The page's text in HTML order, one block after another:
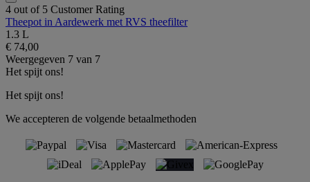
4 out of 5 Customer Rating
Theepot in Aardewerk met RVS theefilter
1.3 L
€ 74,00
Weergegeven 7 van 7
Het spijt ons!
Het spijt ons!
We accepteren de volgende betaalmethoden